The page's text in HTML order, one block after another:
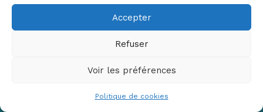
Accepter
Refuser
Voir les préférences
Politique de cookies
Mentions légales
RGPD
Copyright © 2026 Crige PACA